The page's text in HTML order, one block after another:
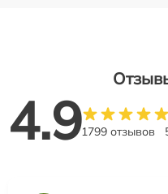
4.91799 отзывов